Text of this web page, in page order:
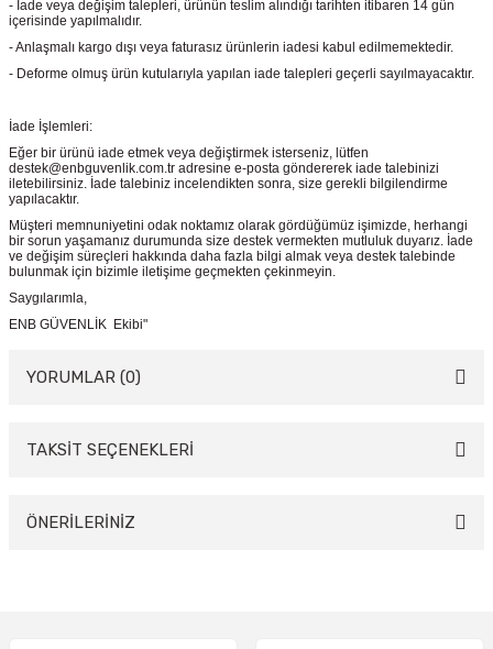
- İade veya değişim talepleri, ürünün teslim alındığı tarihten itibaren 14 gün
içerisinde yapılmalıdır.
- Anlaşmalı kargo dışı veya faturasız ürünlerin iadesi kabul edilmemektedir.
- Deforme olmuş ürün kutularıyla yapılan iade talepleri geçerli sayılmayacaktır.
İade İşlemleri:
Eğer bir ürünü iade etmek veya değiştirmek isterseniz, lütfen
destek@enbguvenlik.com.tr adresine e-posta göndererek iade talebinizi
iletebilirsiniz. İade talebiniz incelendikten sonra, size gerekli bilgilendirme
yapılacaktır.
Müşteri memnuniyetini odak noktamız olarak gördüğümüz işimizde, herhangi
bir sorun yaşamanız durumunda size destek vermekten mutluluk duyarız. İade
ve değişim süreçleri hakkında daha fazla bilgi almak veya destek talebinde
bulunmak için bizimle iletişime geçmekten çekinmeyin.
Saygılarımla,
ENB GÜVENLİK Ekibi"
YORUMLAR (0)
Bu ürüne ilk yorumu siz yapın!
TAKSİT SEÇENEKLERİ
ÖNERİLERİNİZ